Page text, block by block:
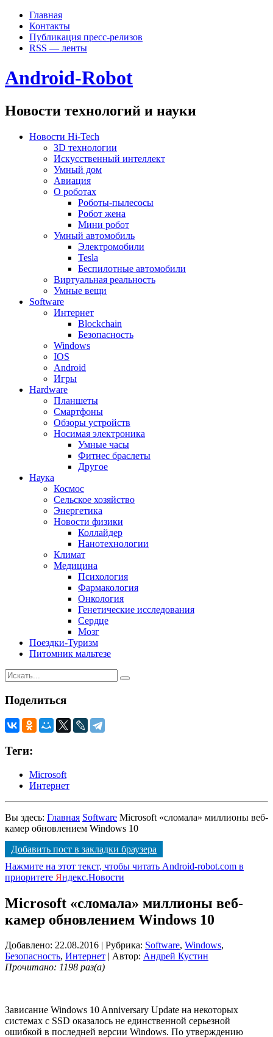
Главная
Контакты
Публикация пресс-релизов
RSS — ленты
Android-Robot
Новости технологий и науки
Новости Hi-Tech
3D технологии
Искусственный интеллект
Умный дом
Авиация
О роботах
Роботы-пылесосы
Робот жена
Мини робот
Умный автомобиль
Электромобили
Tesla
Беспилотные автомобили
Виртуальная реальность
Умные вещи
Software
Интернет
Blockchain
Безопасность
Windows
IOS
Android
Игры
Hardware
Планшеты
Смартфоны
Обзоры устройств
Носимая электроника
Умные часы
Фитнес браслеты
Другое
Наука
Космос
Сельское хозяйство
Энергетика
Новости физики
Коллайдер
Нанотехнологии
Климат
Медицина
Психология
Фармакология
Онкология
Генетические исследования
Сердце
Мозг
Поездки-Туризм
Питомник мальтезе
Поделиться
Теги:
Microsoft
Интернет
Вы здесь: Главная Software Microsoft «сломала» миллионы веб-
камер обновлением Windows 10
Добавить пост в закладки браузера
Нажмите на этот текст, чтобы читать Android-robot.com в
приоритете Яндекс.Новости
Microsoft «сломала» миллионы веб-
камер обновлением Windows 10
Добавлено: 22.08.2016 | Рубрика: Software, Windows,
Безопасность, Интернет | Автор: Андрей Кустин
Прочитано: 1198 раз(а)
Зависание Windows 10 Anniversary Update на некоторых
системах с SSD оказалось не единственной серьезной
ошибкой в последней версии Windows. По утверждению